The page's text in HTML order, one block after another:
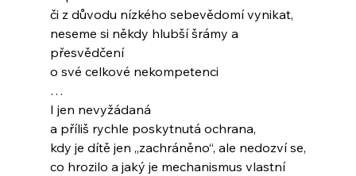
či z důvodu nízkého sebevědomí vynikat,
neseme si někdy hlubší šrámy a
přesvědčení
o své celkové nekompetenci
…
I jen nevyžádaná
a příliš rychle poskytnutá ochrana,
kdy je dítě jen „zachráněno“, ale nedozví se,
co hrozilo a jaký je mechanismus vlastní